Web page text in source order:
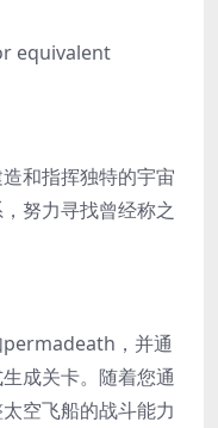
equivalent
和指挥独特的宇宙
努力寻找曾经称之
permadeath，并通
成关卡。随着您通
空飞船的战斗能力